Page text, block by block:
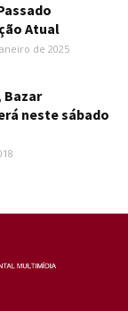
Atual
de 2025
Bazar
neste sábado